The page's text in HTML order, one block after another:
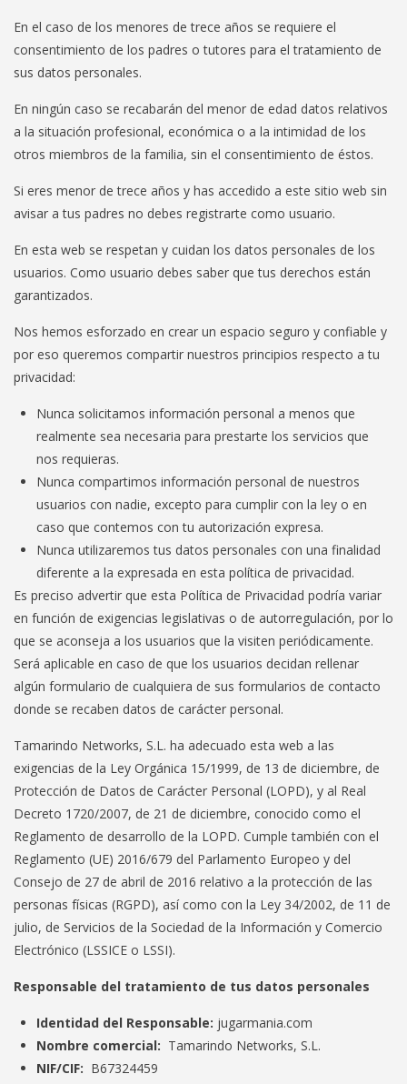
En el caso de los menores de trece años se requiere el
consentimiento de los padres o tutores para el tratamiento de
sus datos personales.
En ningún caso se recabarán del menor de edad datos relativos
a la situación profesional, económica o a la intimidad de los
otros miembros de la familia, sin el consentimiento de éstos.
Si eres menor de trece años y has accedido a este sitio web sin
avisar a tus padres no debes registrarte como usuario.
En esta web se respetan y cuidan los datos personales de los
usuarios. Como usuario debes saber que tus derechos están
garantizados.
Nos hemos esforzado en crear un espacio seguro y confiable y
por eso queremos compartir nuestros principios respecto a tu
privacidad:
Nunca solicitamos información personal a menos que
realmente sea necesaria para prestarte los servicios que
nos requieras.
Nunca compartimos información personal de nuestros
usuarios con nadie, excepto para cumplir con la ley o en
caso que contemos con tu autorización expresa.
Nunca utilizaremos tus datos personales con una finalidad
diferente a la expresada en esta política de privacidad.
Es preciso advertir que esta Política de Privacidad podría variar
en función de exigencias legislativas o de autorregulación, por lo
que se aconseja a los usuarios que la visiten periódicamente.
Será aplicable en caso de que los usuarios decidan rellenar
algún formulario de cualquiera de sus formularios de contacto
donde se recaben datos de carácter personal.
Tamarindo Networks, S.L. ha adecuado esta web a las
exigencias de la Ley Orgánica 15/1999, de 13 de diciembre, de
Protección de Datos de Carácter Personal (LOPD), y al Real
Decreto 1720/2007, de 21 de diciembre, conocido como el
Reglamento de desarrollo de la LOPD. Cumple también con el
Reglamento (UE) 2016/679 del Parlamento Europeo y del
Consejo de 27 de abril de 2016 relativo a la protección de las
personas físicas (RGPD), así como con la Ley 34/2002, de 11 de
julio, de Servicios de la Sociedad de la Información y Comercio
Electrónico (LSSICE o LSSI).
Responsable del tratamiento de tus datos personales
Identidad del Responsable: jugarmania.com
Nombre comercial: Tamarindo Networks, S.L.
NIF/CIF: B67324459